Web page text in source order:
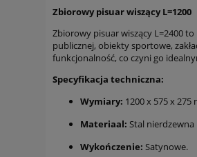
Zbiorowy pisuar wiszący L=1200
Zbiorowy pisuar wiszący L=2400
publicznej, obiekty sportowe,
funkcjonalność, co czyni go
Specyfikacja techniczna:
Wymiary: 1200 x 575 x 275
Materiaal: Stal
Wykończenie: Satynowe.